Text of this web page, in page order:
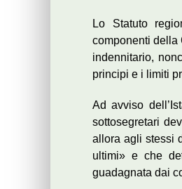
Lo Statuto
componenti della
indennitario,
principi e i limiti
Ad avviso
sottosegretari
allora agli stessi
ultimi» e che
guadagnata dai